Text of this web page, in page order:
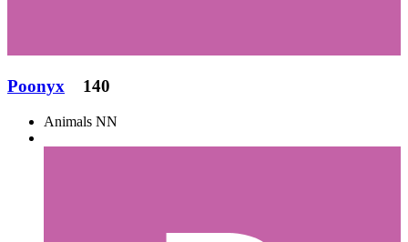
Poonyx 140
Animals NN